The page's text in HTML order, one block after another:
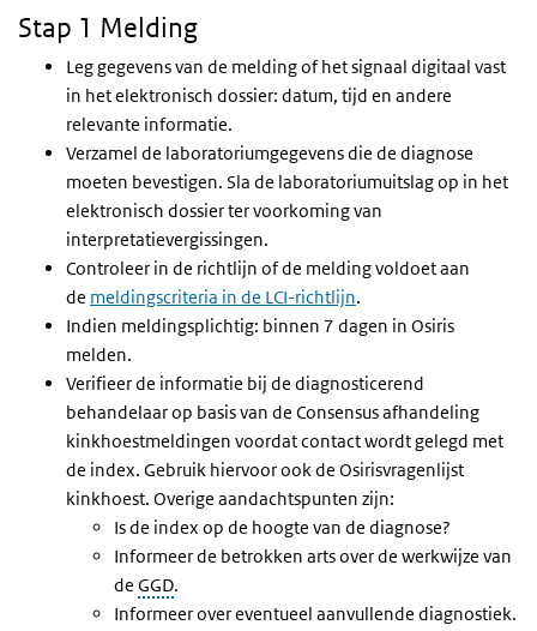
Stap 1 Melding
Leg gegevens van de melding of het signaal digitaal vast
in het elektronisch dossier: datum, tijd en andere
relevante informatie.
Verzamel de laboratoriumgegevens die de diagnose
moeten bevestigen. Sla de laboratoriumuitslag op in het
elektronisch dossier ter voorkoming van
interpretatievergissingen.
Controleer in de richtlijn of de melding voldoet aan
de meldingscriteria in de LCI-richtlijn.
Indien meldingsplichtig: binnen 7 dagen in Osiris
melden.
Verifieer de informatie bij de diagnosticerend
behandelaar op basis van de Consensus afhandeling
kinkhoestmeldingen voordat contact wordt gelegd met
de index. Gebruik hiervoor ook de Osirisvragenlijst
kinkhoest. Overige aandachtspunten zijn:
Is de index op de hoogte van de diagnose?
Informeer de betrokken arts over de werkwijze van
de GGD.
Informeer over eventueel aanvullende diagnostiek.